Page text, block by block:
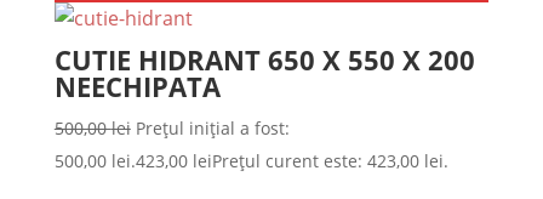
CUTIE HIDRANT 650 X 550 X 200
NEECHIPATA
500,00lei Prețul inițial a fost:
500,00 lei.423,00 leiPrețul curent este: 423,00 lei.